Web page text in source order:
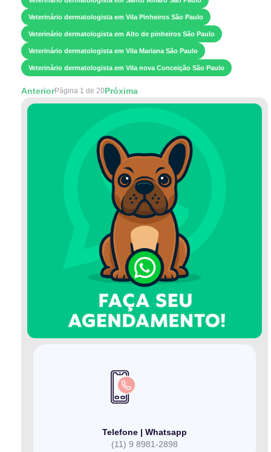
Veterinário dermatologista em Vila Pinheiros São Paulo
Veterinário dermatologista em Alto de pinheiros São Paulo
Veterinário dermatologista em Vila Mariana São Paulo
Veterinário dermatologista em Vila nova Conceição São Paulo
AnteriorPágina 1 de 20Próxima
Telefone | Whatsapp
(11) 9 8981-2898